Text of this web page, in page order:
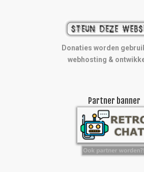
Donaties worden
webhosting &
Partner banner